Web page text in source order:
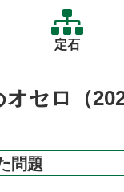
定石
セロ（
問題